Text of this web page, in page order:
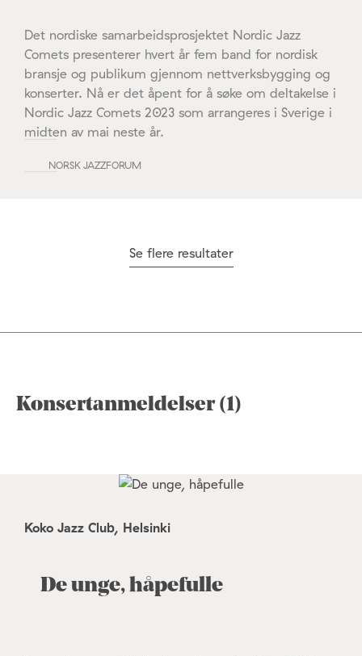
Det nordiske samarbeidsprosjektet Nordic Jazz
Comets presenterer hvert år fem band for nordisk
bransje og publikum gjennom nettverksbygging og
konserter. Nå er det åpent for å søke om deltakelse i
Nordic Jazz Comets 2023 som arrangeres i Sverige i
midten av mai neste år.
NORSK JAZZFORUM
Se flere resultater
Konsertanmeldelser (1)
Koko Jazz Club, Helsinki
De unge, håpefulle